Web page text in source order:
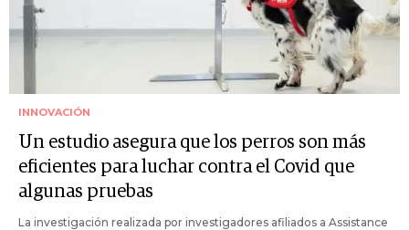
INNOVACIÓN
Un estudio asegura que los perros son más
eficientes para luchar contra el Covid que
algunas pruebas
La investigación realizada por investigadores afiliados a Assistance